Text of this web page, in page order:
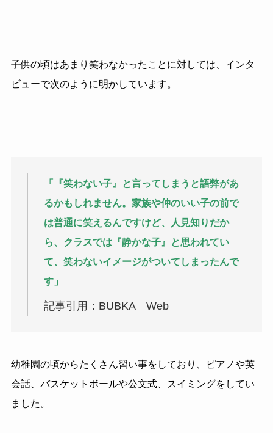
子供の頃はあまり笑わなかったことに対しては、インタ
ビューで次のように明かしています。
「『笑わない子』と言ってしまうと語弊があ
るかもしれません。家族や仲のいい子の前で
は普通に笑えるんですけど、人見知りだか
ら、クラスでは『静かな子』と思われてい
て、笑わないイメージがついてしまったんで
す」
記事引用：BUBKA Web
幼稚園の頃からたくさん習い事をしており、ピアノや英
会話、バスケットボールや公文式、スイミングをしてい
ました。